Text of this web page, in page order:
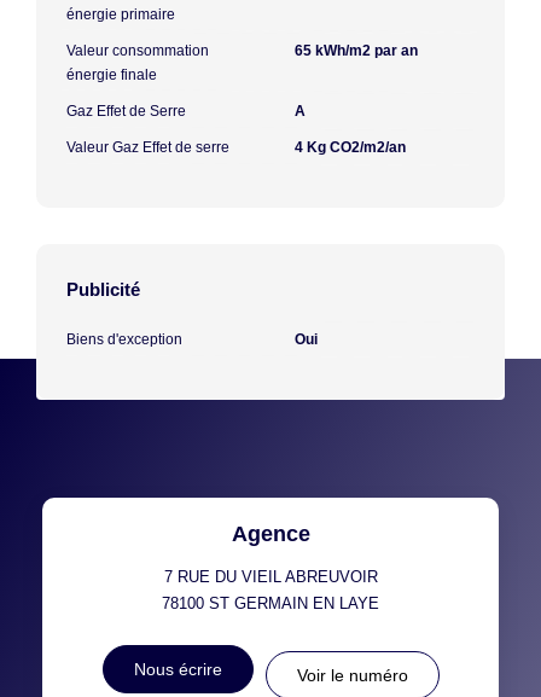
énergie primaire
Valeur consommation
énergie finale
65 kWh/m2 par an
Gaz Effet de Serre A
Valeur Gaz Effet de serre 4 Kg CO2/m2/an
Publicité
Biens d'exception Oui
Agence
7 RUE DU VIEIL ABREUVOIR
78100 ST GERMAIN EN LAYE
Nous écrire Voir le numéro